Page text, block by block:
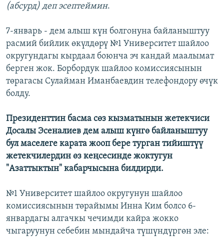
(абсурд) деп эсептеймин.
7-январь - дем алыш күн болгонуна байланыштуу
расмий бийлик өкүлдөрү №1 Университет шайлоо
округундагы кырдаал боюнча эч кандай маалымат
берген жок. Борбордук шайлоо комиссиясынын
төрагасы Сулайман Иманбаевдин телефондору өчүк
болду.
Президенттин басма сөз кызматынын жетекчиси
Досалы Эсеналиев дем алыш күнгө байланыштуу
бул маселеге карата жооп бере турган тийиштүү
жетекчилердин өз кеңсесинде жоктугун
"Азаттыктын" кабарчысына билдирди.
№1 Университет шайлоо округунун шайлоо
комиссиясынын төрайымы Инна Ким болсо 6-
январдагы алгачкы чечимди кайра жокко
чыгаруунун себебин мындайча түшүндүргөн эле: